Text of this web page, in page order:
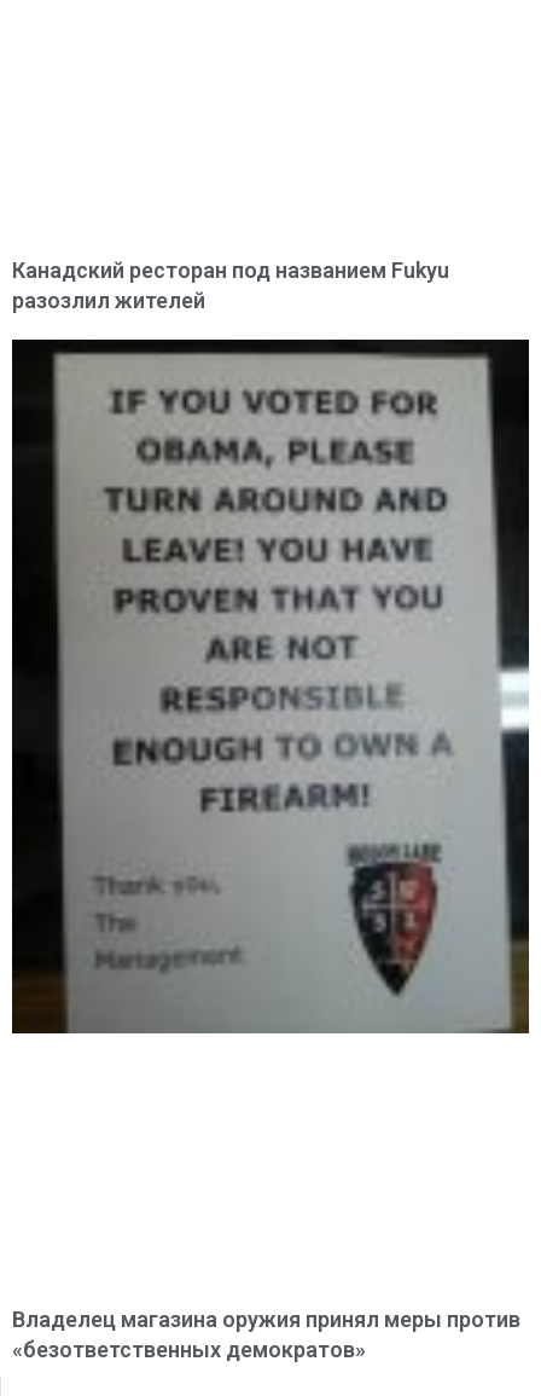
Канадский ресторан под названием Fukyu
разозлил жителей
Владелец магазина оружия принял меры против
«безответственных демократов»